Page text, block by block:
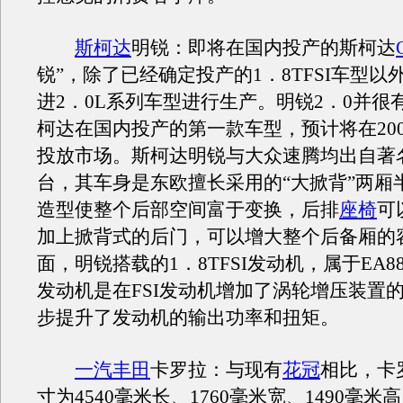
斯柯达明锐：即将在国内投产的斯柯达
锐”，除了已经确定投产的1．8TFSI车型以
进2．0L系列车型进行生产。明锐2．0并很
柯达在国内投产的第一款车型，预计将在
投放市场。斯柯达明锐与大众速腾均出自著
台，其车身是东欧擅长采用的“大掀背”两厢
造型使整个后部空间富于变换，后排座椅可
加上掀背式的后门，可以增大整个后备厢的
面，明锐搭载的1．8TFSI发动机，属于
发动机是在FSI发动机增加了涡轮增压装置
步提升了发动机的输出功率和扭矩。
一汽丰田卡罗拉：与现有花冠相比，卡
寸为4540毫米长、1760毫米宽、1490毫米